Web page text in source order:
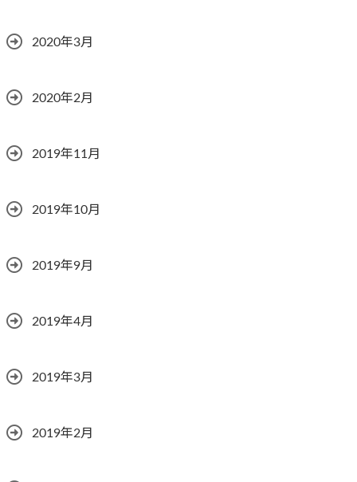
2020年3月
2020年2月
2019年11月
2019年10月
2019年9月
2019年4月
2019年3月
2019年2月